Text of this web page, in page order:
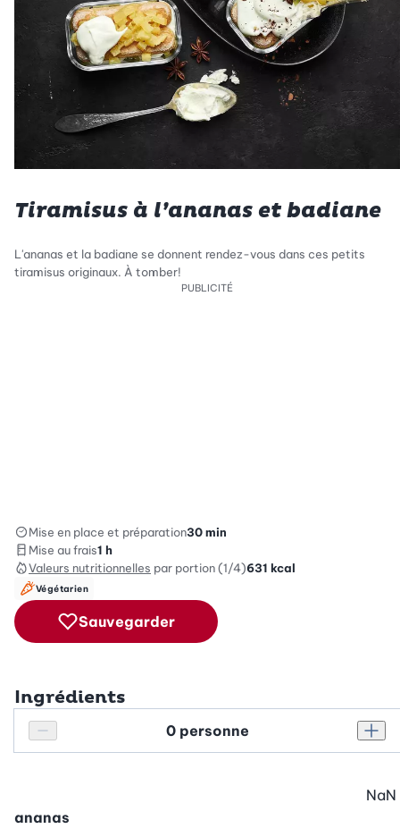
Tiramisus à l’ananas et badiane
L'ananas et la badiane se donnent rendez-vous dans ces petits
tiramisus originaux. À tomber!
PUBLICITÉ
Mise en place et préparation30 min
Mise au frais1 h
Valeurs nutritionnelles par portion (1/4)631 kcal
Végétarien
Sauvegarder
Ingrédients
Réduire le nombre de personnes
Personnes
ananas
NaN